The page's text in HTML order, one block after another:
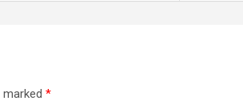
marked *